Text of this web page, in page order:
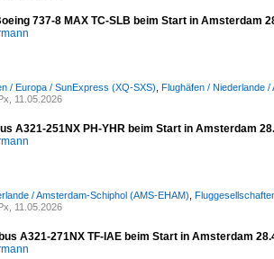
737-8 MAX TC-SLB beim Start in Amsterdam
/ Europa / SunExpress (XQ-SXS) Flughäfen / Niederlande
11.05.2026
A321-251NX PH-YHR beim Start in Amsterdam
/ Amsterdam-Schiphol (AMS-EHAM)
11.05.2026
A321-271NX TF-IAE beim Start in Amsterdam